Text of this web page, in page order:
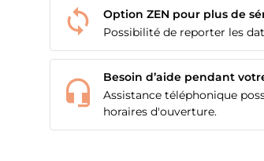
Option ZEN pour plus de
Possibilité de reporter les
Besoin d’aide pendant
Assistance téléphonique
horaires d'ouverture.